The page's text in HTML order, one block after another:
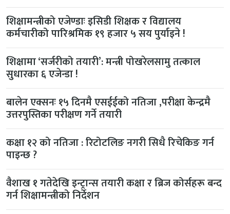
शिक्षामन्त्रीको एजेण्डाः इसिडी शिक्षक र विद्यालय
कर्मचारीको पारिश्रमिक १९ हजार ५ सय पुर्याइने !
शिक्षामा ‘सर्जरीको तयारी’: मन्त्री पोखरेलसामु तत्काल
सुधारका ६ एजेन्डा !
बालेन एक्सनः १५ दिनमै एसईईको नतिजा ,परीक्षा केन्द्रमै
उत्तरपुस्तिका परीक्षण गर्ने तयारी
कक्षा १२ को नतिजा : रिटोटलिङ नगरी सिधै रिचेकिङ गर्न
पाइन्छ ?
वैशाख १ गतेदेखि इन्ट्रान्स तयारी कक्षा र ब्रिज कोर्सहरू बन्द
गर्न शिक्षामन्त्रीको निर्देशन